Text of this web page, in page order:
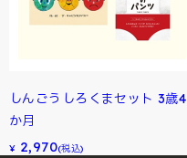
しんごうしろくまセット 3歳4
か月
¥ 2,970(税込)